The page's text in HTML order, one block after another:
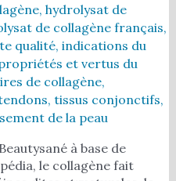
, hydrolysat de
de collagène français,
qualité, indications du
et vertus du
de collagène,
, tissus conjonctifs,
de la peau
à base de
le collagène fait